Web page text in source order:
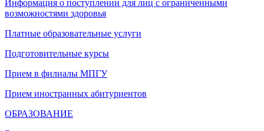
Информация о поступлении для лиц с ограниченными
возможностями здоровья
Платные образовательные услуги
Подготовительные курсы
Прием в филиалы МПГУ
Прием иностранных абитуриентов
ОБРАЗОВАНИЕ